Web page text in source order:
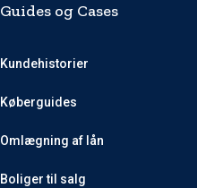
Guides og Cases
Kundehistorier
Køberguides
Omlægning af lån
Boliger til salg